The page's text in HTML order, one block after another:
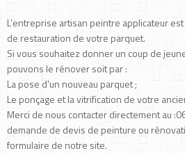
L’entreprise artisan peintre applicateur
de restauration de votre parquet.
Si vous souhaitez donner un coup de
pouvons le rénover soit par :
La pose d’un nouveau parquet ;
Le ponçage et la vitrification de votre
Merci de nous contacter directement au
demande de devis de peinture ou
formulaire de notre site.